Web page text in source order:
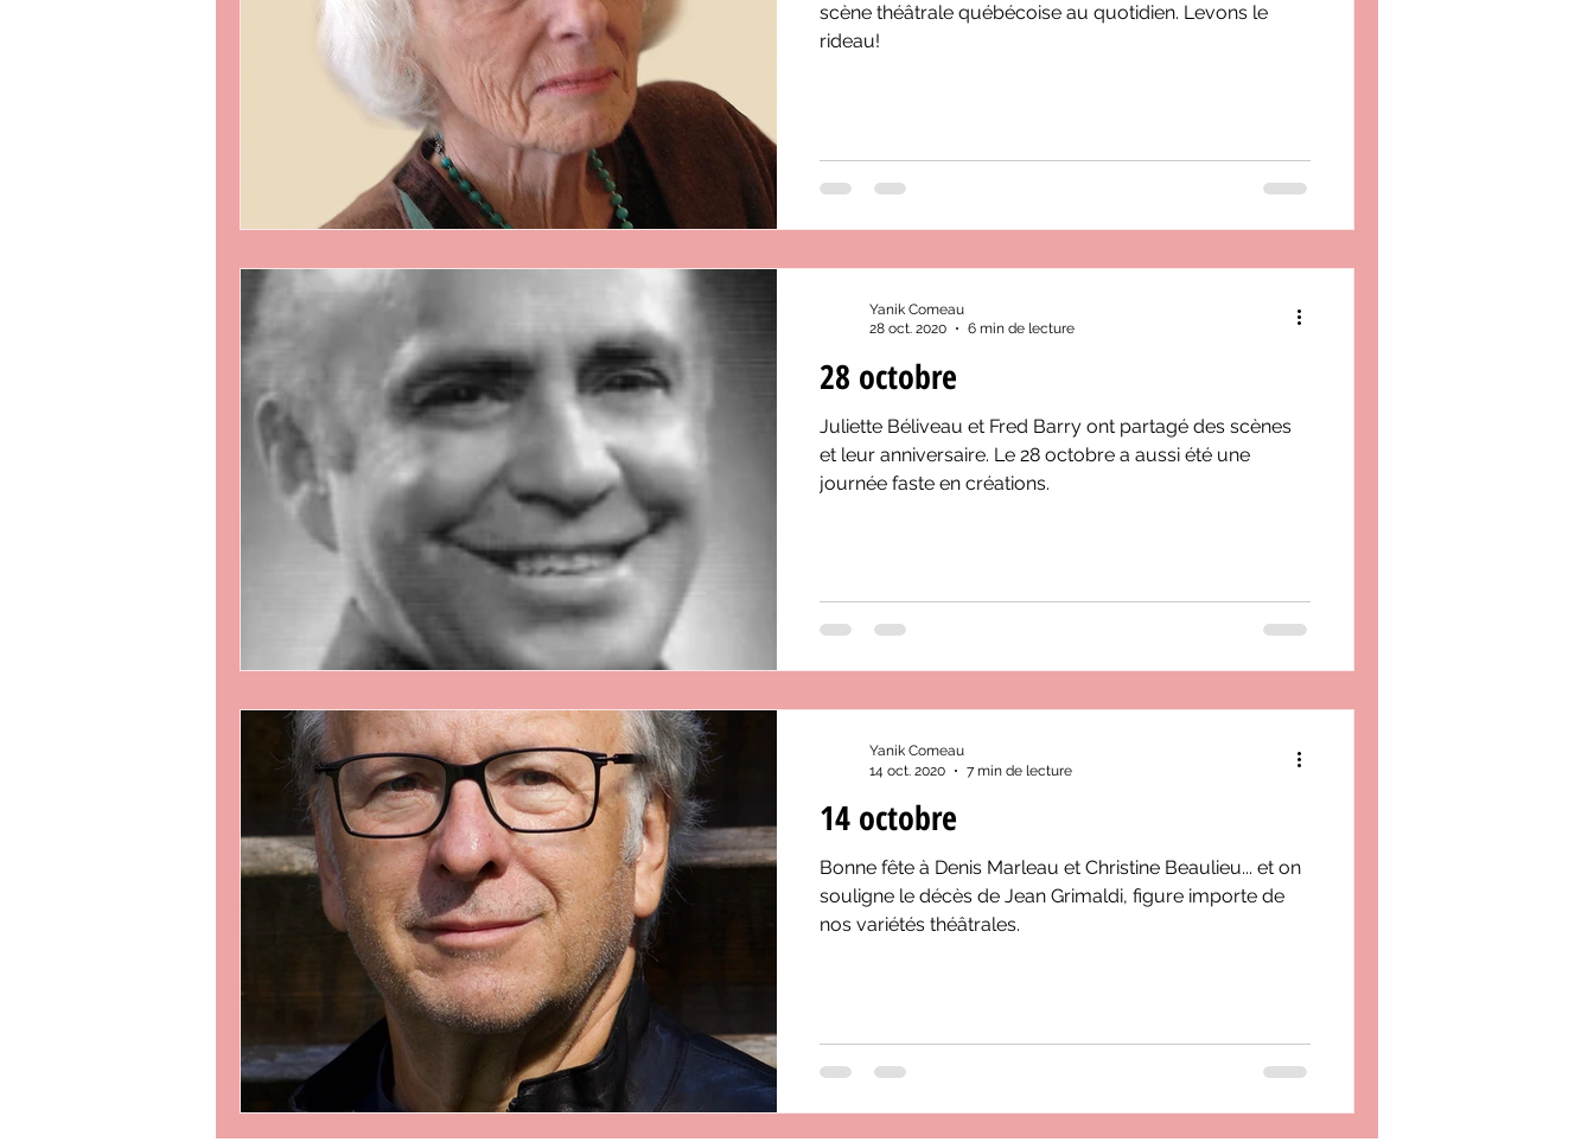
scène théâtrale québécoise au quotidien. Levons le
rideau!
28 octobre
Juliette Béliveau et Fred Barry ont partagé des scènes
et leur anniversaire. Le 28 octobre a aussi été une
journée faste en créations.
Yanik Comeau
28 oct. 2020
6 min de lecture
14 octobre
Bonne fête à Denis Marleau et Christine Beaulieu... et on
souligne le décès de Jean Grimaldi, figure importe de
nos variétés théâtrales.
Yanik Comeau
14 oct. 2020
7 min de lecture